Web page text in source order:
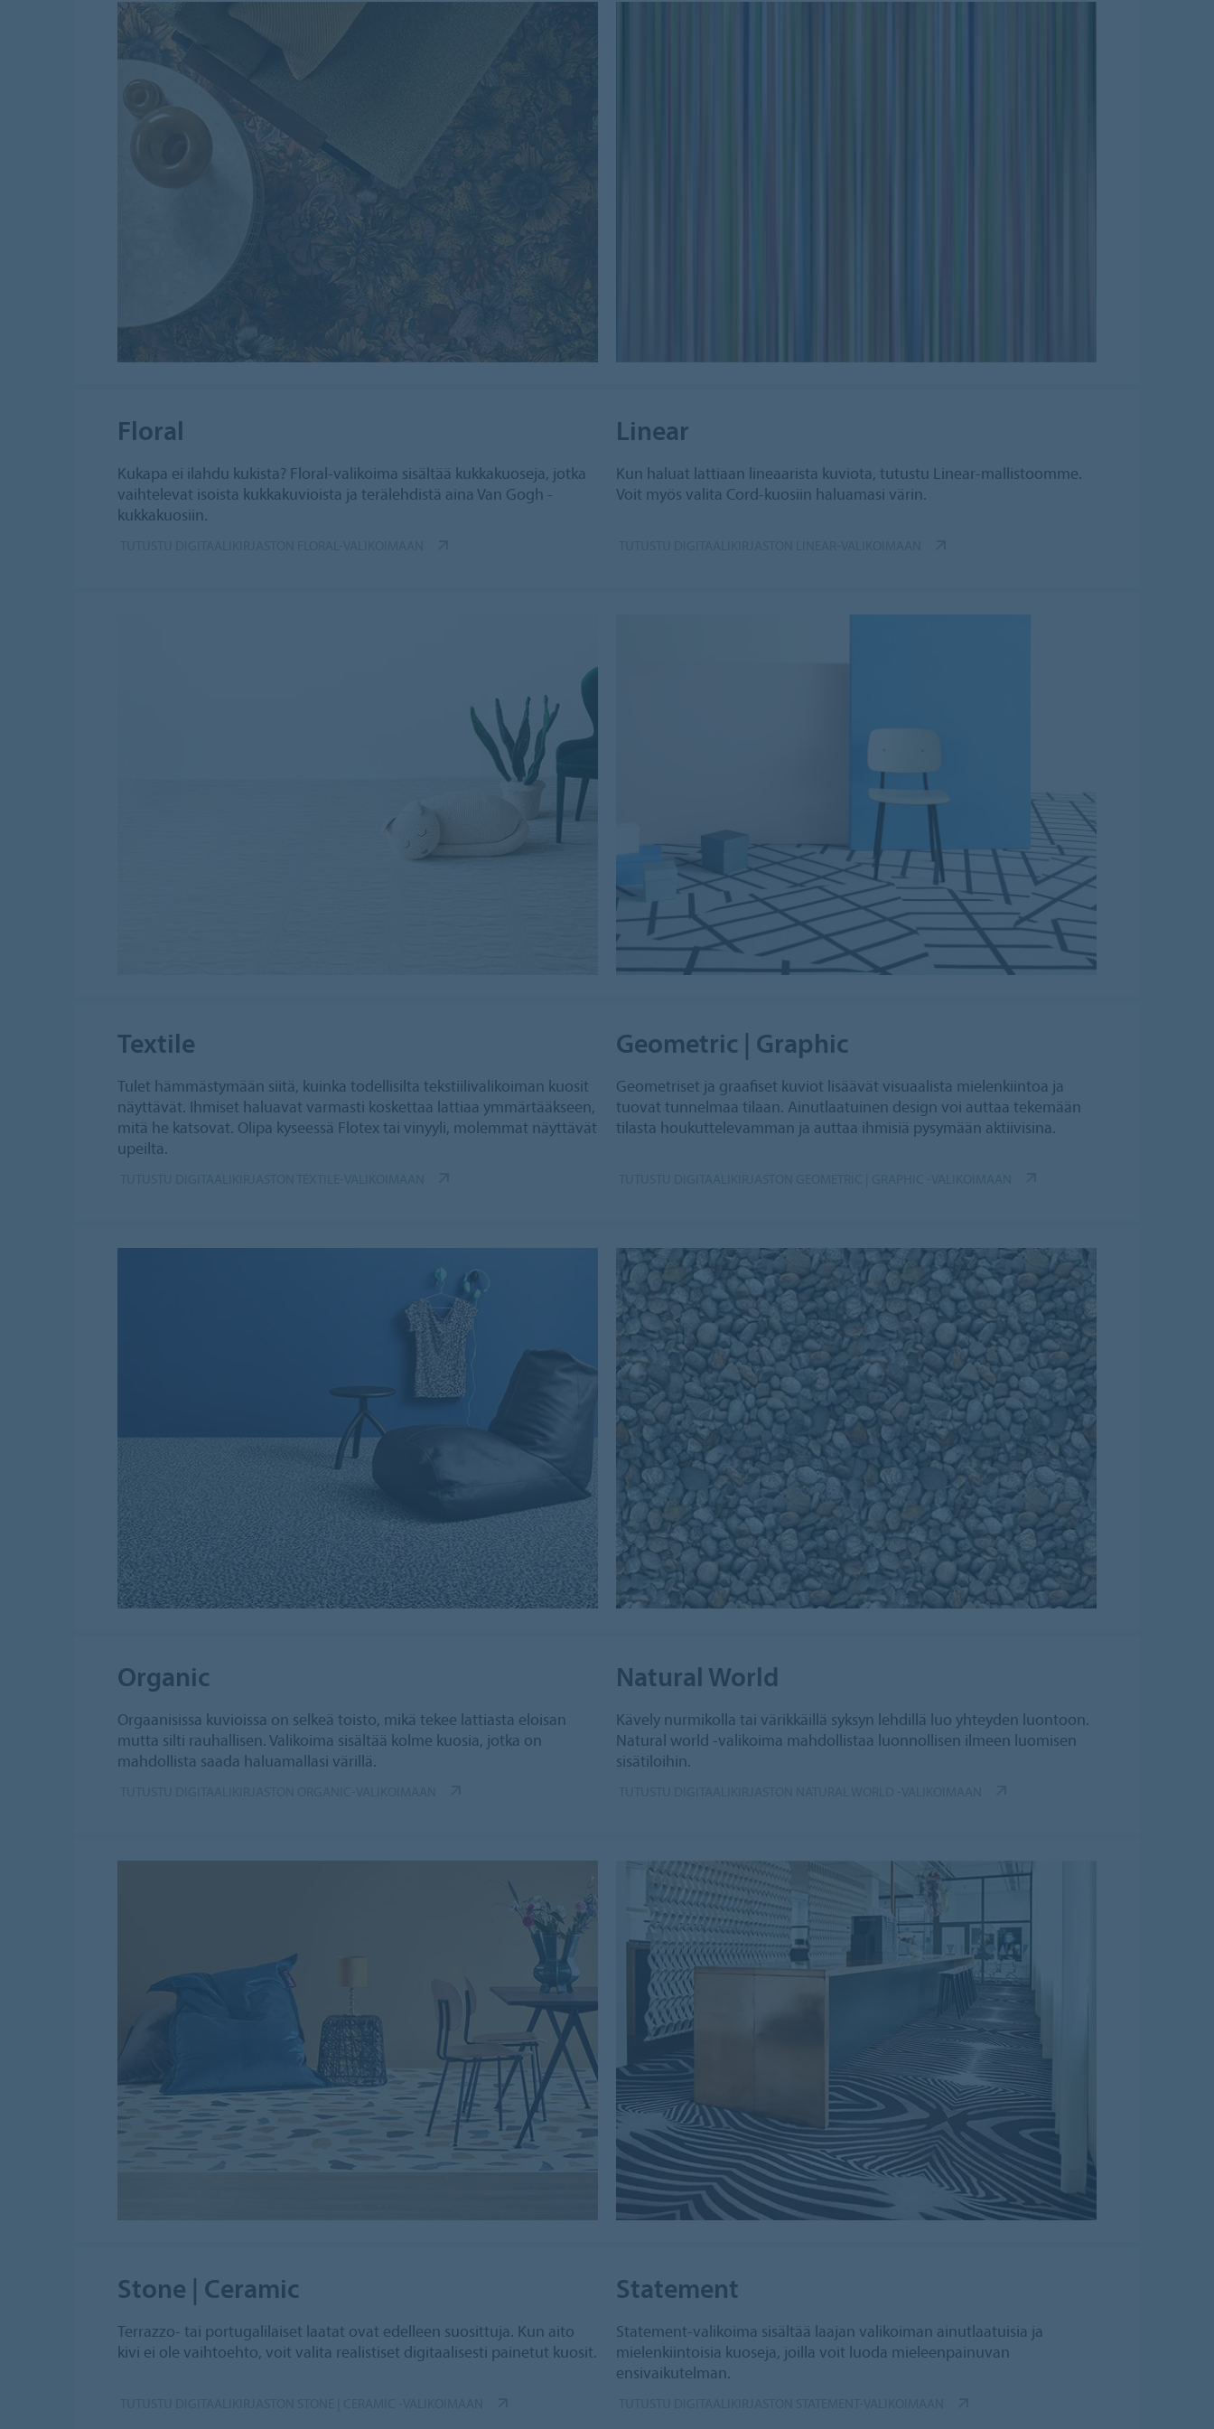
Floral
Kukapa ei ilahdu kukista? Floral-valikoima sisältää kukkakuoseja, jotka
vaihtelevat isoista kukkakuvioista ja terälehdistä aina Van Gogh -
kukkakuosiin.
Linear
Kun haluat lattiaan lineaarista kuviota, tutustu Linear-mallistoomme.
Voit myös valita Cord-kuosiin haluamasi värin.
Textile
Tulet hämmästymään siitä, kuinka todellisilta tekstiilivalikoiman kuosit
näyttävät. Ihmiset haluavat varmasti koskettaa lattiaa ymmärtääkseen,
mitä he katsovat. Olipa kyseessä Flotex tai vinyyli, molemmat näyttävät
upeilta.
Geometric | Graphic
Geometriset ja graafiset kuviot lisäävät visuaalista mielenkiintoa ja
tuovat tunnelmaa tilaan. Ainutlaatuinen design voi auttaa tekemään
tilasta houkuttelevamman ja auttaa ihmisiä pysymään aktiivisina.
Organic
Orgaanisissa kuvioissa on selkeä toisto, mikä tekee lattiasta eloisan
mutta silti rauhallisen. Valikoima sisältää kolme kuosia, jotka on
mahdollista saada haluamallasi värillä.
Natural World
Kävely nurmikolla tai värikkäillä syksyn lehdillä luo yhteyden luontoon.
Natural world -valikoima mahdollistaa luonnollisen ilmeen luomisen
sisätiloihin.
Stone | Ceramic
Terrazzo- tai portugalilaiset laatat ovat edelleen suosittuja. Kun aito
kivi ei ole vaihtoehto, voit valita realistiset digitaalisesti painetut kuosit.
Statement
Statement-valikoima sisältää laajan valikoiman ainutlaatuisia ja
mielenkiintoisia kuoseja, joilla voit luoda mieleenpainuvan
ensivaikutelman.